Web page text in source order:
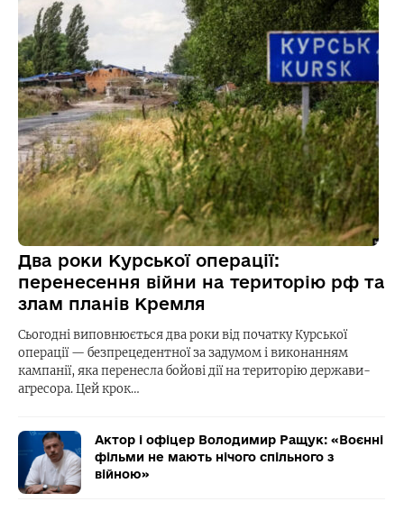
Два роки Курської операції:
перенесення війни на територію рф та
злам планів Кремля
Сьогодні виповнюється два роки від початку Курської
операції — безпрецедентної за задумом і виконанням
кампанії, яка перенесла бойові дії на територію держави-
агресора. Цей крок…
Актор і офіцер Володимир Ращук: «Воєнні
фільми не мають нічого спільного з
війною»